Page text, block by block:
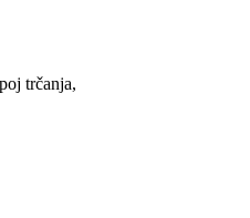
trčanja,